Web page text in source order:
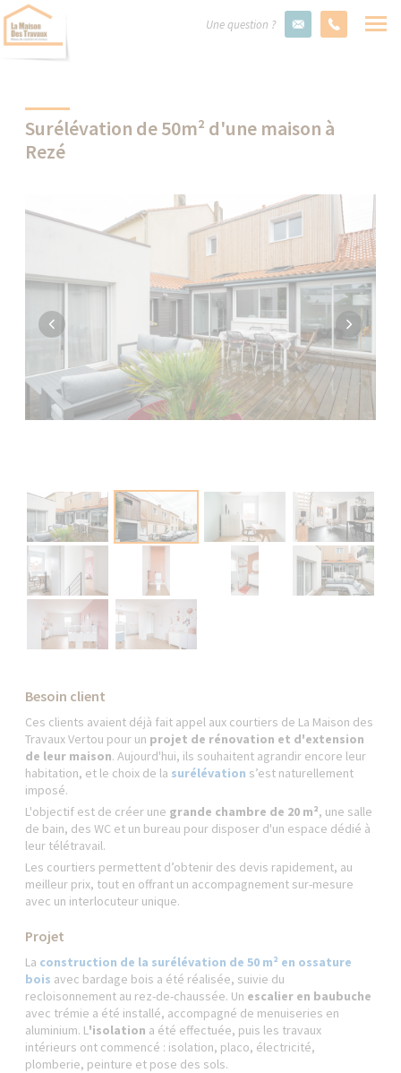
Une question ?
Surélévation de 50m² d'une maison à
Rezé
Besoin client
Ces clients avaient déjà fait appel aux courtiers de La Maison des
Travaux Vertou pour un projet de rénovation et d'extension
de leur maison. Aujourd'hui, ils souhaitent agrandir encore leur
habitation, et le choix de la surélévation s’est naturellement
imposé.
L'objectif est de créer une grande chambre de 20 m², une salle
de bain, des WC et un bureau pour disposer d'un espace dédié à
leur télétravail.
Les courtiers permettent d’obtenir des devis rapidement, au
meilleur prix, tout en offrant un accompagnement sur-mesure
avec un interlocuteur unique.
Projet
La construction de la surélévation de 50 m² en ossature
bois avec bardage bois a été réalisée, suivie du
recloisonnement au rez-de-chaussée. Un escalier en baubuche
avec trémie a été installé, accompagné de menuiseries en
aluminium. L'isolation a été effectuée, puis les travaux
intérieurs ont commencé : isolation, placo, électricité,
plomberie, peinture et pose des sols.